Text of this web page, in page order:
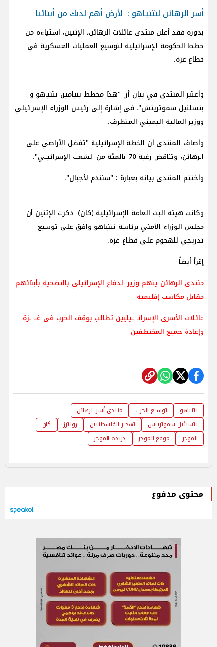
أسر الرهائن لنتنياهو : الأرض أهم لديك من أبنائنا
بدوره فقد أعلن منتدى عائلات الرهائن، الإثنين، استياءه من
خطط الحكومة الإسرائيلية لتوسيع العمليات العسكرية في
قطاع غزة.
وأعتبر المنتدى في بيان أن "هذا مخطط بنيامين نتنياهو و
بتسلئيل سموتريتش"، في إشارة إلى رئيس الوزراء الإسرائيلي
ووزير المالية اليميني المتطرف.
وأضاف المنتدى أن الخطة الإسرائيلية "تفضل الأراضي على
الرهائن، وتناقض رغبة 70 بالمئة من الشعب الإسرائيلي".
وأختتم المنتدى بيانه بعبارة : "سنندم لأجيال".
وكانت هيئة البث العامة الإسرائيلية (كان)، ذكرت الإثنين أن
مجلس الوزراء الأمني برئاسة نتنياهو وافق على توسيع
تدريجي للهجوم على قطاع غزة.
إقرأ أيضاً
منتدى الرهائن يتهم وزير الدفاع الإسرائيلي بالتضحية بأبنائهم
مقابل مكاسب إقليمية
عائلات الأسرى الإسرائـ ـيليين تطالب بوقف الحرب في غــ ـزة
وإعادة جميع المختطفين
نتنياهو توسيع الحرب
منتدى أسر الرهائن
بتسلئيل سموتريتش
تهجير الفلسطنيين رويترز
كان
الموجز
موقع الموجز جريدة الموجز
محتوى مدفوع